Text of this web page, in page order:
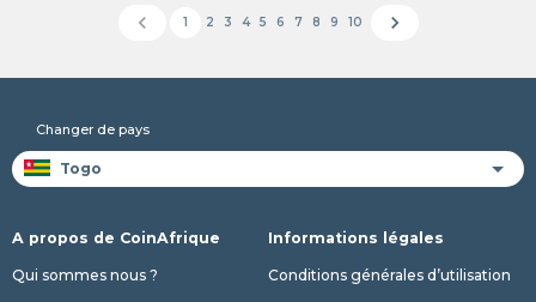
chevron_left 1 2 3 4 5 6 7 8 9 10 chevron_right
Changer de pays
A propos de CoinAfrique
Qui sommes nous ?
Informations légales
Conditions générales d’utilisation